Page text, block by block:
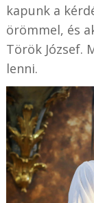
kapunk a
örömmel, és
Török József.
lenni.